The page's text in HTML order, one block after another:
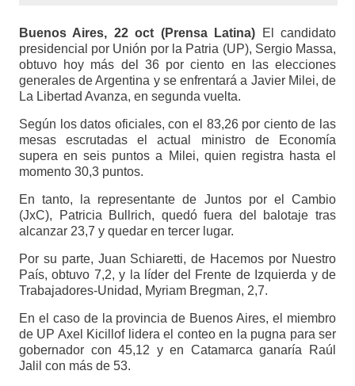
Buenos Aires, 22 oct (Prensa Latina) El candidato
presidencial por Unión por la Patria (UP), Sergio Massa,
obtuvo hoy más del 36 por ciento en las elecciones
generales de Argentina y se enfrentará a Javier Milei, de
La Libertad Avanza, en segunda vuelta.
Según los datos oficiales, con el 83,26 por ciento de las
mesas escrutadas el actual ministro de Economía
supera en seis puntos a Milei, quien registra hasta el
momento 30,3 puntos.
En tanto, la representante de Juntos por el Cambio
(JxC), Patricia Bullrich, quedó fuera del balotaje tras
alcanzar 23,7 y quedar en tercer lugar.
Por su parte, Juan Schiaretti, de Hacemos por Nuestro
País, obtuvo 7,2, y la líder del Frente de Izquierda y de
Trabajadores-Unidad, Myriam Bregman, 2,7.
En el caso de la provincia de Buenos Aires, el miembro
de UP Axel Kicillof lidera el conteo en la pugna para ser
gobernador con 45,12 y en Catamarca ganaría Raúl
Jalil con más de 53.